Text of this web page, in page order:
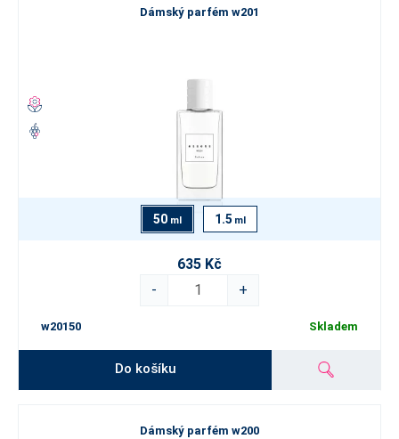
Dámský parfém w201
50 ml 1.5 ml
635 Kč
-
+
w20150 Skladem
Do košíku
Dámský parfém w200